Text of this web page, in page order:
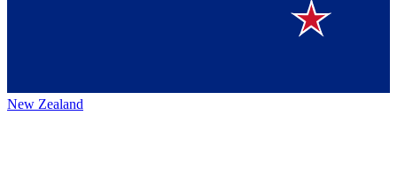
New Zealand